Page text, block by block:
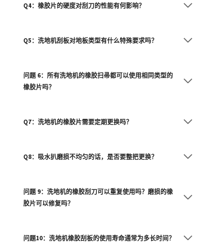
Q4：橡胶片的硬度对刮刀的性能有何影响？
Q5：洗地机刮板对地板类型有什么特殊要求吗？
问题 6：所有洗地机的橡胶扫帚都可以使用相同类型的
橡胶片吗？
Q7：洗地机的橡胶片需要定期更换吗？
Q8：吸水扒磨损不均匀的话，是否要整把更换？
问题 9：洗地机的橡胶刮刀可以重复使用吗？磨损的橡
胶片可以修复吗？
问题10：洗地机橡胶刮板的使用寿命通常为多长时间？